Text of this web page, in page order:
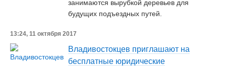
занимаются вырубкой деревьев для
будущих подъездных путей.
13:24, 11 октября 2017
Владивостокцев приглашают на
бесплатные юридические